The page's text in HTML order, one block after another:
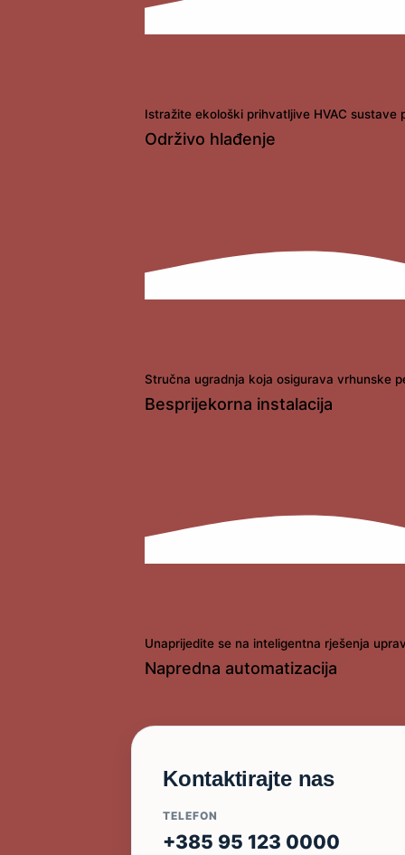
Istražite ekološki prihvatljive HVAC sustave
Održivo hlađenje
Stručna ugradnja koja osigurava vrhunske
Besprijekorna instalacija
Unaprijedite se na inteligentna rješenja
Napredna automatizacija
Kontaktirajte nas
TELEFON
+385 95 123 0000